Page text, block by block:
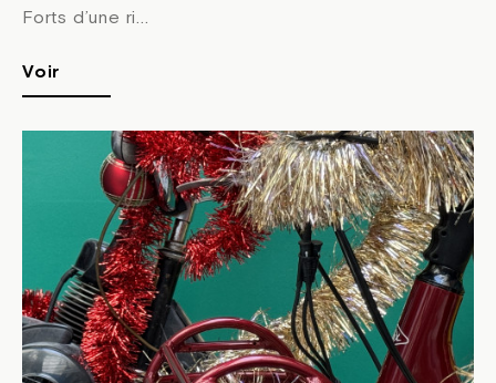
Forts d’une ri...
Voir